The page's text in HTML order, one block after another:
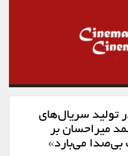
تولید سریال‌های
میراحسان بر
می‌بارد»